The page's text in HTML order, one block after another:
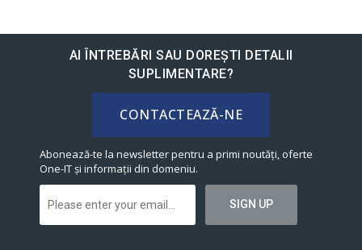
AI ÎNTREBĂRI SAU DOREȘTI DETALII
SUPLIMENTARE?
CONTACTEAZĂ-NE
Abonează-te la newsletter pentru a primi noutăți, oferte
One-IT și informații din domeniu.